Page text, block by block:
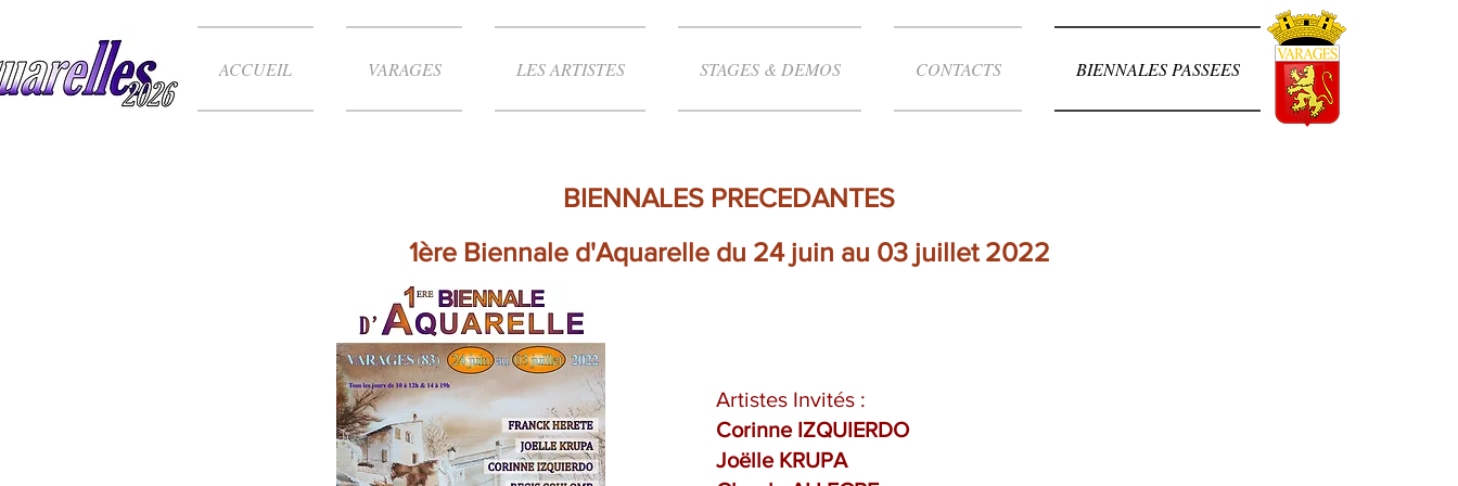
ACCUEIL VARAGES LES ARTISTES STAGES & DEMOS CONTACTS BIENNALES PASSEES
BIENNALES PRECEDANTES
1ère Biennale d'Aquarelle du 24 juin au 03 juillet 2022
Artistes Invités :
Corinne IZQUIERDO
Joëlle KRUPA